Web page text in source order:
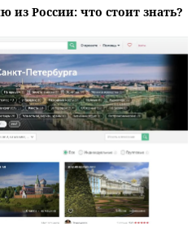
из России: что стоит знать?